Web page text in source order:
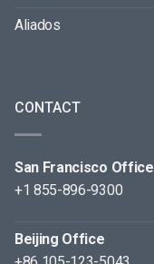
Aliados
CONTACT
San Francisco Office
+1 855-896-9300
Beijing Office